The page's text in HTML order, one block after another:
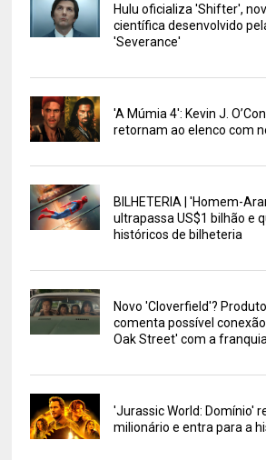
Hulu oficializa 'Shifter',
científica desenvolvido
'Severance'
'A Múmia 4': Kevin J.
retornam ao elenco com
BILHETERIA | 'Homem-
ultrapassa US$1 bilhão e
históricos de bilheteria
Novo 'Cloverfield'?
comenta possível
Oak Street' com a franquia
'Jurassic World: Domínio'
milionário e entra para a